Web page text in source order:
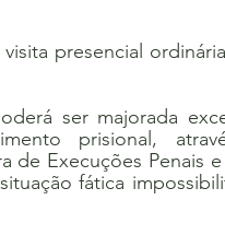
presencial
ser majorada
prisional,
de Execuções Penais
fática